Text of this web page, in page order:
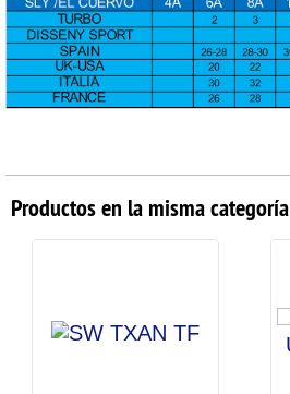
Productos en la misma categoría